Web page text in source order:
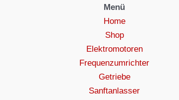
Menü
Home
Shop
Elektromotoren
Frequenzumrichter
Getriebe
Sanftanlasser